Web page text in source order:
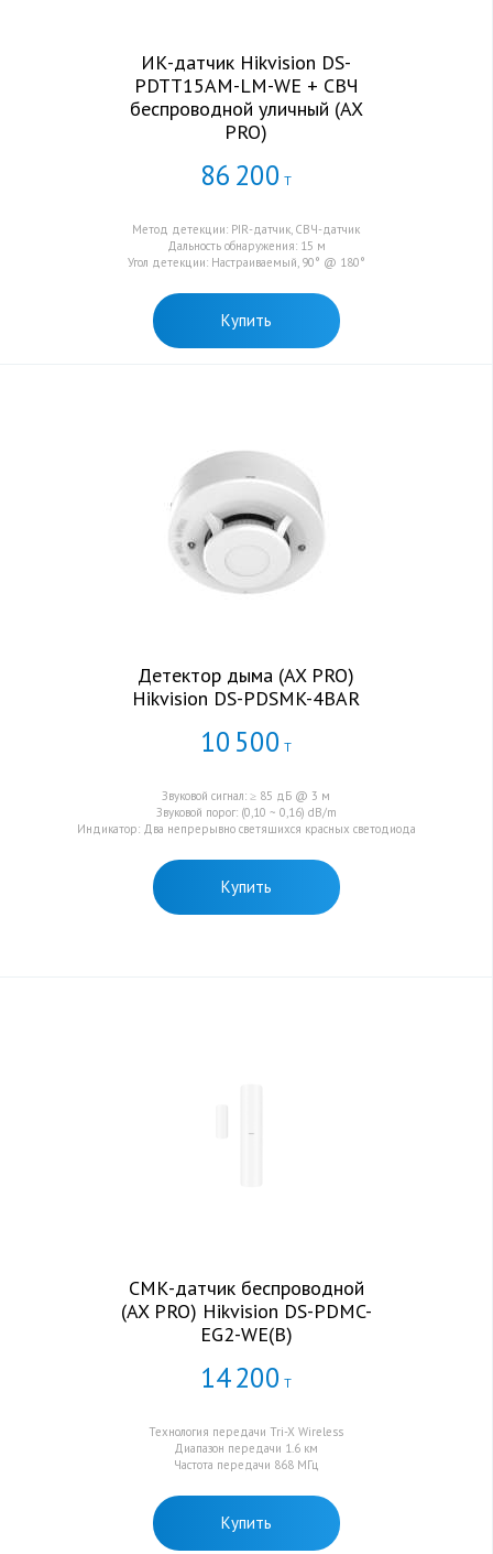
ИК-датчик Hikvision DS-
PDTT15AM-LM-WE + СВЧ
беспроводной уличный (AX
PRO)
86 200 Т
Метод детекции: PIR-датчик, СВЧ-датчик
Дальность обнаружения: 15 м
Угол детекции: Настраиваемый, 90° @ 180°
Купить
Детектор дыма (AX PRO)
Hikvision DS-PDSMK-4BAR
10 500 Т
Звуковой сигнал: ≥ 85 дБ @ 3 м
Звуковой порог: (0,10 ~ 0,16) dB/m
Индикатор: Два непрерывно светящихся красных светодиода
Купить
СМК-датчик беспроводной
(AX PRO) Hikvision DS-PDMC-
EG2-WE(B)
14200 Т
Технология передачи Tri-X Wireless
Диапазон передачи 1.6 км
Частота передачи 868 МГц
Купить